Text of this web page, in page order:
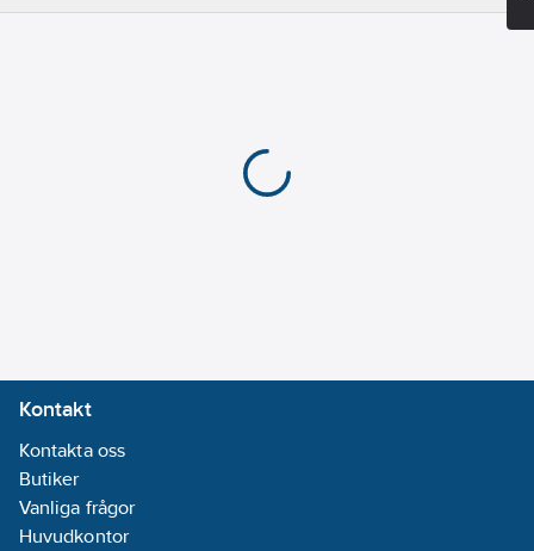
Kontakt
Kontakta oss
Butiker
Vanliga frågor
Huvudkontor